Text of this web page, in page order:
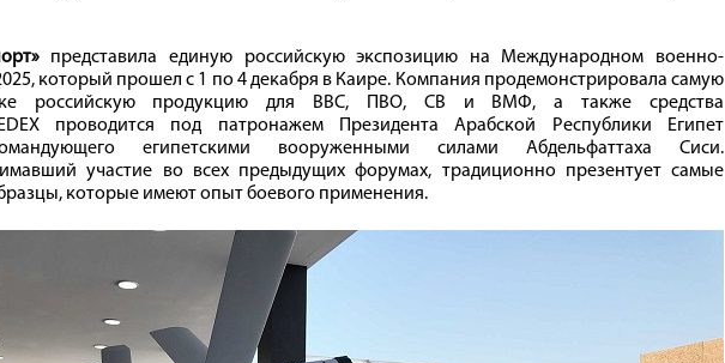
представила единую российскую экспозицию на Международном военно-
который прошел с 1 по 4 декабря в Каире. Компания продемонстрировала самую
российскую продукцию для ВВС, ПВО, СВ и ВМФ, а также средства
проводится под патронажем Президента Арабской Республики Египет
египетскими вооруженными силами Абдельфаттаха Сиси.
участие во всех предыдущих форумах, традиционно презентует самые
которые имеют опыт боевого применения.